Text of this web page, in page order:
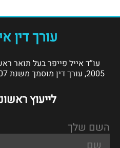
עורך דין
2005, עורך דין מוסמך משנת 2007 וחבר בלשכת עורכי הדין.
לייעוץ
השם שלך